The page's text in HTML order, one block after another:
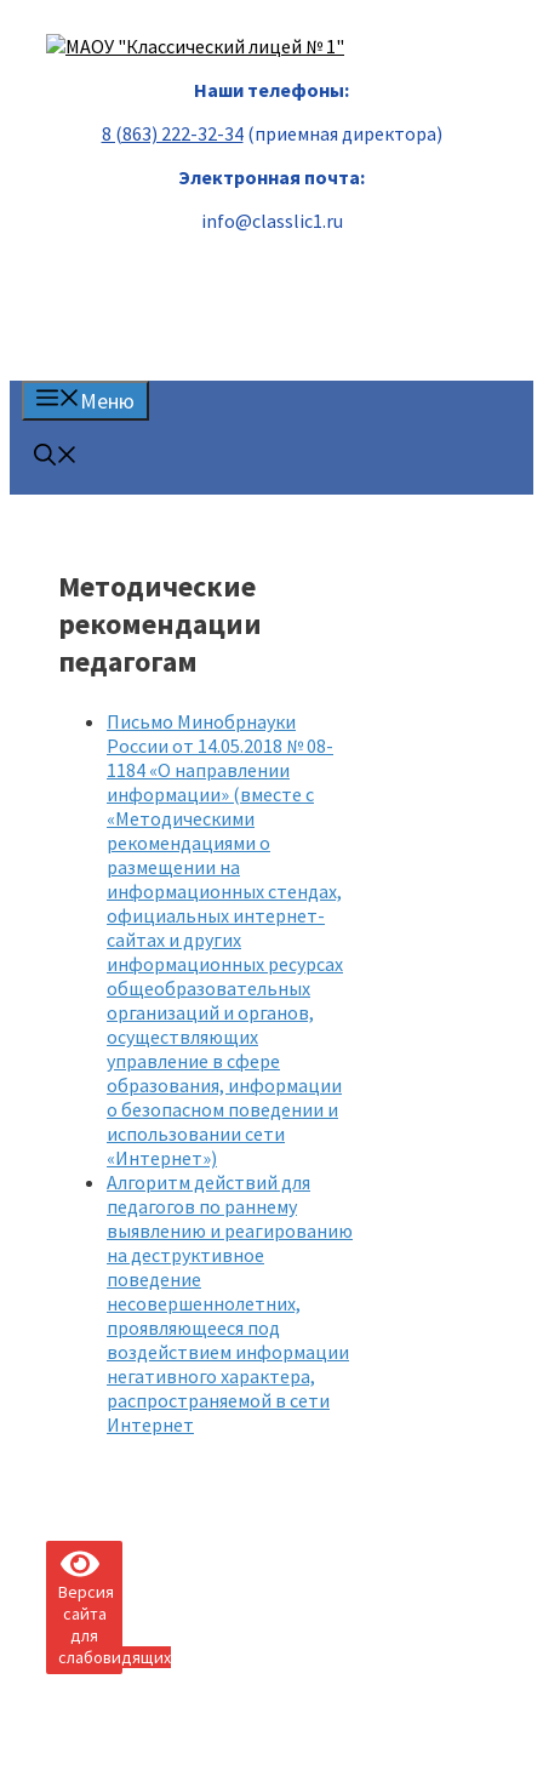
Наши телефоны:
8 (863) 222-32-34(приемная директора)
Электронная почта:
info@classlic1.ru
Меню
Методические
рекомендации
педагогам
Письмо Минобрнауки
России от 14.05.2018 № 08-
1184 «О направлении
информации» (вместе с
«Методическими
рекомендациями о
размещении на
информационных стендах,
официальных интернет-
сайтах и других
информационных ресурсах
общеобразовательных
организаций и органов,
осуществляющих
управление в сфере
образования, информации
о безопасном поведении и
использовании сети
«Интернет»)
Алгоритм действий для
педагогов по раннему
выявлению и реагированию
на деструктивное
поведение
несовершеннолетних,
проявляющееся под
воздействием информации
негативного характера,
распространяемой в сети
Интернет
Версия
сайта
для
слабовидящих